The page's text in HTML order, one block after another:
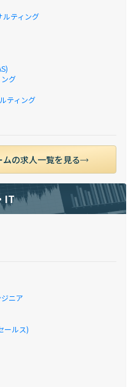
ルティング
グ
ティング
の求人一覧を見る
IT
ニア
ールス)